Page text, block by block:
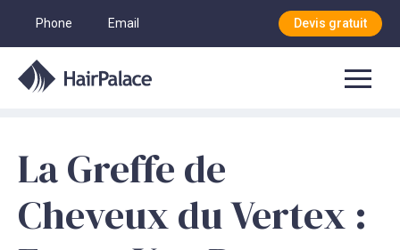
Phone Email Devis gratuit
La Greffe de
Cheveux du Vertex :